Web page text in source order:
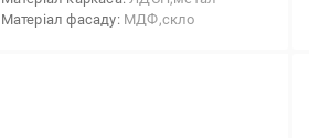
Матеріал фасаду МДФ,скло